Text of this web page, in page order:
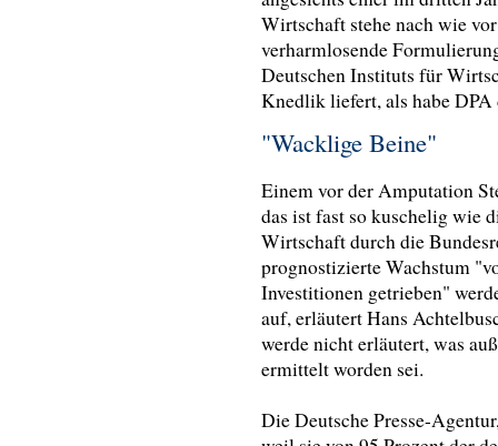
Wirtschaft stehe nach wie
verharmlosende
Deutschen Instituts für
Knedlik liefert, als habe
"Wacklige Beine"
Einem vor der Amputation
das ist fast so kuschelig wie
Wirtschaft durch die
prognostizierte Wachstum
Investitionen getrieben"
auf, erläutert Hans
werde nicht erläutert, was
ermittelt worden sei.
Die Deutsche Presse-